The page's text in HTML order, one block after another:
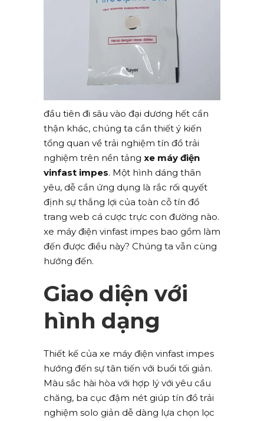
đầu tiên đi sâu vào đại dương hết cẩn
thận khác, chúng ta cần thiết ý kiến
tổng quan về trải nghiệm tín đồ trải
nghiệm trên nền tảng xe máy điện
vinfast impes. Một hình dáng thân
yêu, dễ cần ứng dụng là rắc rối quyết
định sự thắng lợi của toàn cỗ tín đồ
trang web cá cược trực con đường nào.
xe máy điện vinfast impes bao gồm làm
đến được điều này? Chúng ta vẫn cùng
hướng đến.
Giao diện với
hình dạng
Thiết kế của xe máy điện vinfast impes
hướng đến sự tân tiến với buổi tối giản.
Màu sắc hài hòa với hợp lý với yêu cầu
chăng, ba cục đậm nét giúp tín đồ trải
nghiệm solo giản dễ dàng lựa chọn lọc